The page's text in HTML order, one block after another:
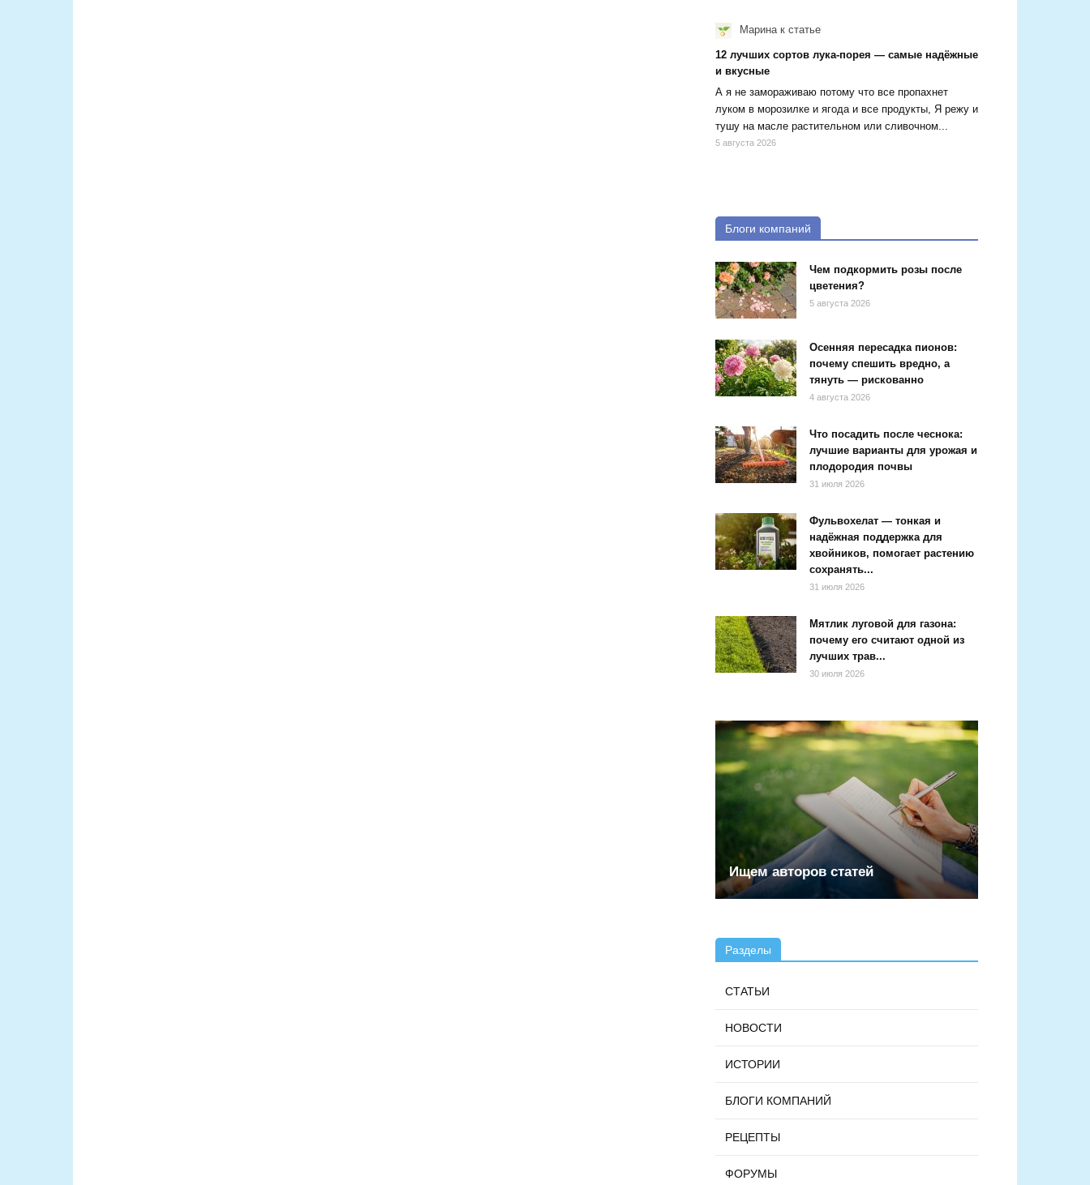
Маринак статье
12 лучших сортов лука-порея — самые надёжные
и вкусные
А я не замораживаю потому что все пропахнет
луком в морозилке и ягода и все продукты, Я режу и
тушу на масле растительном или сливочном...
5 августа 2026
Блоги компаний
Чем подкормить розы после
цветения?
5 августа 2026
Осенняя пересадка пионов:
почему спешить вредно, а
тянуть — рискованно
4 августа 2026
Что посадить после чеснока:
лучшие варианты для урожая и
плодородия почвы
31 июля 2026
Фульвохелат — тонкая и
надёжная поддержка для
хвойников, помогает растению
сохранять...
31 июля 2026
Мятлик луговой для газона:
почему его считают одной из
лучших трав...
30 июля 2026
Ищем авторов статей
Разделы
СТАТЬИ
НОВОСТИ
ИСТОРИИ
БЛОГИ КОМПАНИЙ
РЕЦЕПТЫ
ФОРУМЫ